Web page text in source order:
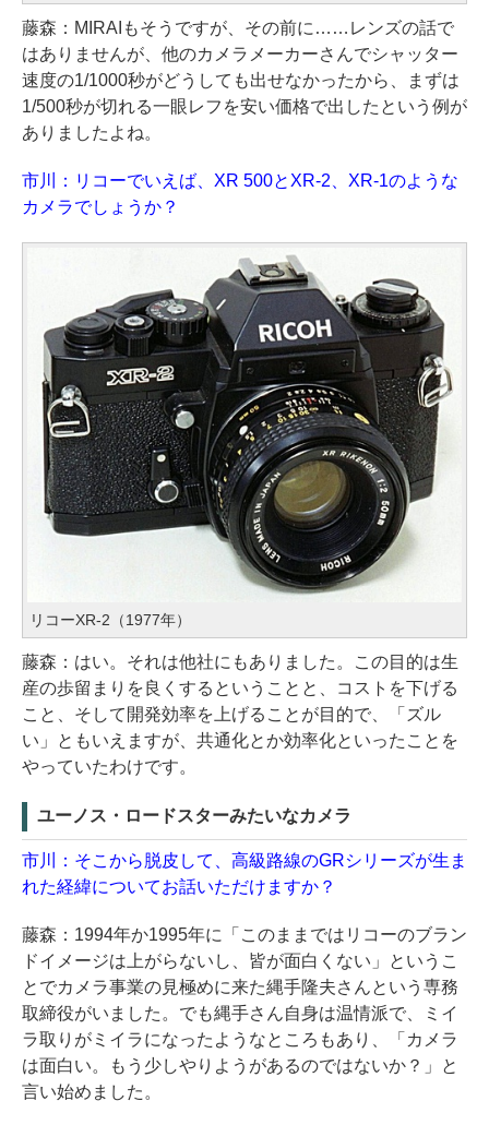
藤森：MIRAIもそうですが、その前に……レンズの話で
はありませんが、他のカメラメーカーさんでシャッター
速度の1/1000秒がどうしても出せなかったから、まずは
1/500秒が切れる一眼レフを安い価格で出したという例が
ありましたよね。
市川：リコーでいえば、XR 500とXR-2、XR-1のような
カメラでしょうか？
リコーXR-2（1977年）
藤森：はい。それは他社にもありました。この目的は生
産の歩留まりを良くするということと、コストを下げる
こと、そして開発効率を上げることが目的で、「ズル
い」ともいえますが、共通化とか効率化といったことを
やっていたわけです。
ユーノス・ロードスターみたいなカメラ
市川：そこから脱皮して、高級路線のGRシリーズが生ま
れた経緯についてお話いただけますか？
藤森：1994年か1995年に「このままではリコーのブラン
ドイメージは上がらないし、皆が面白くない」というこ
とでカメラ事業の見極めに来た縄手隆夫さんという専務
取締役がいました。でも縄手さん自身は温情派で、ミイ
ラ取りがミイラになったようなところもあり、「カメラ
は面白い。もう少しやりようがあるのではないか？」と
言い始めました。